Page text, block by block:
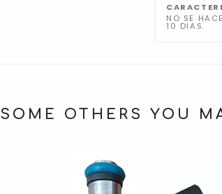
NO SE
10 DIAS.
SOME OTHERS YOU